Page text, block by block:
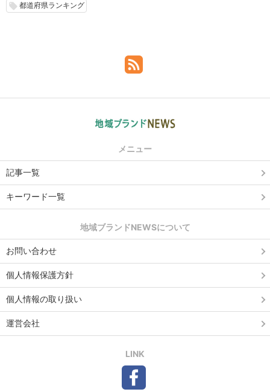
local_offer 都道府県ランキング
メニュー
記事一覧
キーワード一覧
地域ブランドNEWSについて
お問い合わせ
個人情報保護方針
個人情報の取り扱い
運営会社
LINK